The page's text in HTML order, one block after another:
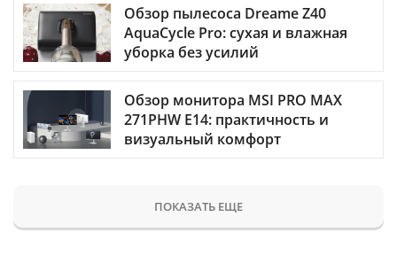
Обзор пылесоса Dreame Z40
AquaCycle Pro: сухая и влажная
уборка без усилий
Обзор монитора MSI PRO MAX
271PHW E14: практичность и
визуальный комфорт
ПОКАЗАТЬ ЕЩЕ